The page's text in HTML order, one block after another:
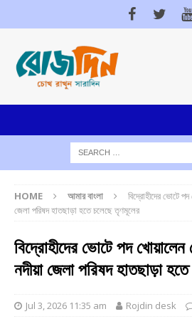
HOME আমার বাংলা
বিদ্রোহীদের ভোটে
জেলা পরিষদ হাতছাড়া হতে চলেছে তৃণমূলের
বিদ্রোহীদের ভোটে পদ খোয়ালেন
নদীয়া জেলা পরিষদ হাতছাড়া
Jul 3, 2026 11:35 am Rojdin desk